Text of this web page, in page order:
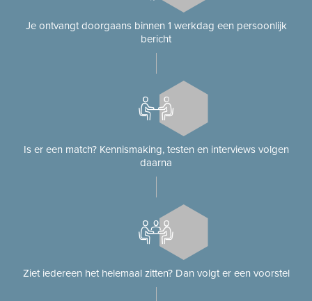
Je ontvangt doorgaans binnen 1 werkdag een persoonlijk
bericht
Is er een match? Kennismaking, testen en interviews volgen
daarna
Ziet iedereen het helemaal zitten? Dan volgt er een voorstel